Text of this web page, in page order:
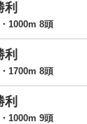
利
1000m 8頭
利
1700m 8頭
利
1000m 9頭